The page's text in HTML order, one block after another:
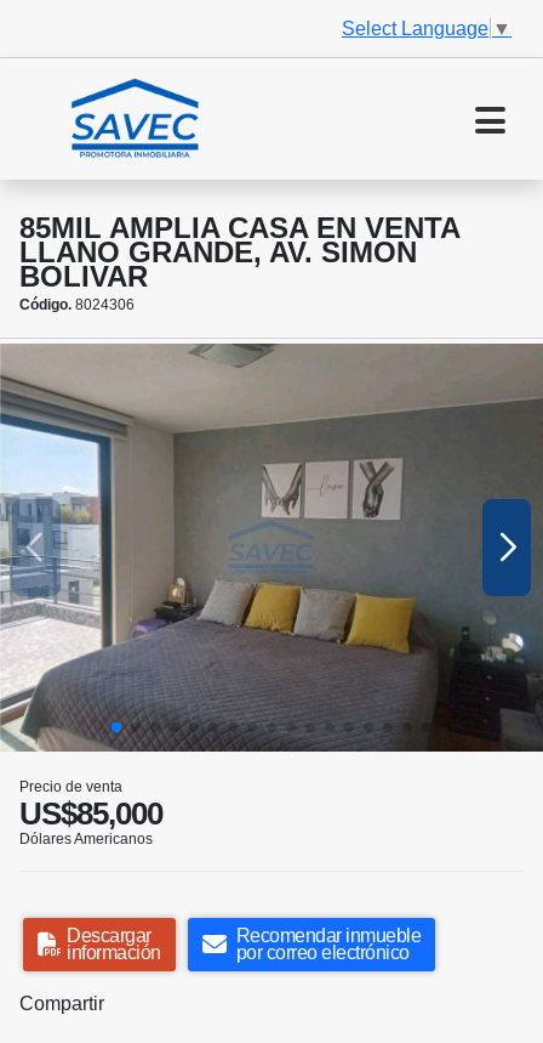
Select Language ▼
85MIL AMPLIA CASA EN VENTA
LLANO GRANDE, AV. SIMON
BOLIVAR
Código. 8024306
Precio de venta
US$85,000
Dólares Americanos
Descargar
información
Recomendar inmueble
por correo electrónico
Compartir